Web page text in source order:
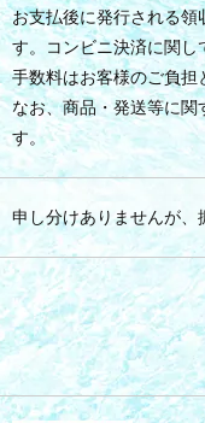
お支払後に発行される
す。コンビニ決済に関
手数料はお客様のご負担
なお、商品・発送等に
す。
申し分けありませんが、